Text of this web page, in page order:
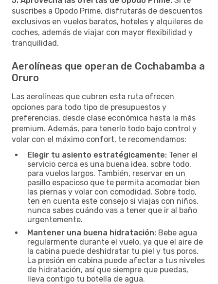
suscribes a Opodo Prime, disfrutarás de descuentos
exclusivos en vuelos baratos, hoteles y alquileres de
coches, además de viajar con mayor flexibilidad y
tranquilidad.
Aerolíneas que operan de Cochabamba a
Oruro
Las aerolíneas que cubren esta ruta ofrecen
opciones para todo tipo de presupuestos y
preferencias, desde clase económica hasta la más
premium. Además, para tenerlo todo bajo control y
volar con el máximo confort, te recomendamos:
Elegir tu asiento estratégicamente: Tener el
servicio cerca es una buena idea, sobre todo,
para vuelos largos. También, reservar en un
pasillo espacioso que te permita acomodar bien
las piernas y volar con comodidad. Sobre todo,
ten en cuenta este consejo si viajas con niños,
nunca sabes cuándo vas a tener que ir al baño
urgentemente.
Mantener una buena hidratación: Bebe agua
regularmente durante el vuelo, ya que el aire de
la cabina puede deshidratar tu piel y tus poros.
La presión en cabina puede afectar a tus niveles
de hidratación, así que siempre que puedas,
lleva contigo tu botella de agua.